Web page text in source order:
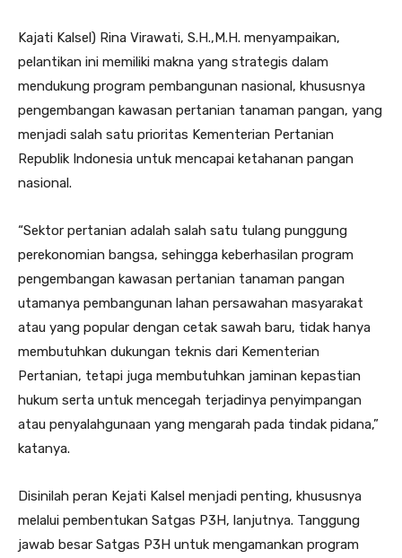
Kajati Kalsel) Rina Virawati, S.H.,M.H. menyampaikan,
pelantikan ini memiliki makna yang strategis dalam
mendukung program pembangunan nasional, khususnya
pengembangan kawasan pertanian tanaman pangan, yang
menjadi salah satu prioritas Kementerian Pertanian
Republik Indonesia untuk mencapai ketahanan pangan
nasional.
“Sektor pertanian adalah salah satu tulang punggung
perekonomian bangsa, sehingga keberhasilan program
pengembangan kawasan pertanian tanaman pangan
utamanya pembangunan lahan persawahan masyarakat
atau yang popular dengan cetak sawah baru, tidak hanya
membutuhkan dukungan teknis dari Kementerian
Pertanian, tetapi juga membutuhkan jaminan kepastian
hukum serta untuk mencegah terjadinya penyimpangan
atau penyalahgunaan yang mengarah pada tindak pidana,”
katanya.
Disinilah peran Kejati Kalsel menjadi penting, khususnya
melalui pembentukan Satgas P3H, lanjutnya. Tanggung
jawab besar Satgas P3H untuk mengamankan program